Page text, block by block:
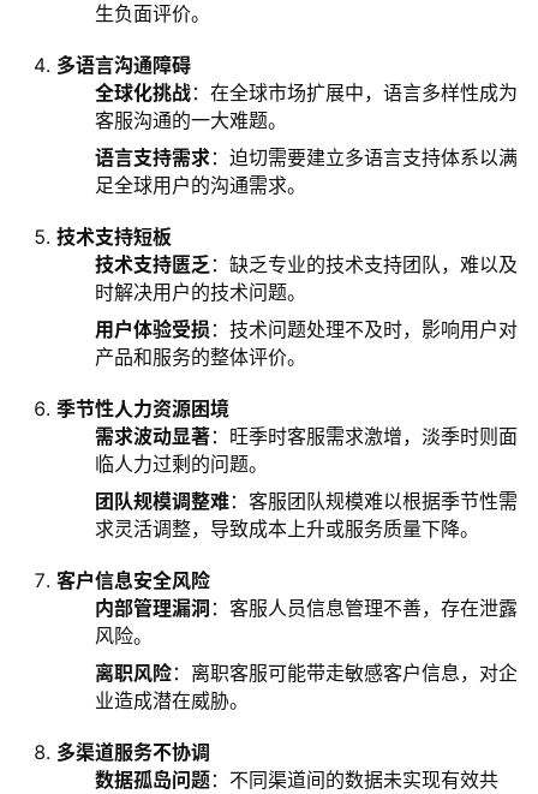
生负面评价。
多语言沟通障碍
全球化挑战：在全球市场扩展中，语言多样性成为
客服沟通的一大难题。
语言支持需求：迫切需要建立多语言支持体系以满
足全球用户的沟通需求。
技术支持短板
技术支持匮乏：缺乏专业的技术支持团队，难以及
时解决用户的技术问题。
用户体验受损 ：技术问题处理不及时，影响用户对
产品和服务的整体评价。
季节性人力资源困境
需求波动显著：旺季时客服需求激增，淡季时则面
临人力过剩的问题。
团队规模调整难：客服团队规模难以根据季节性需
求灵活调整，导致成本上升或服务质量下降。
客户信息安全风险
内部管理漏洞 ：客服人员信息管理不善，存在泄露
风险。
离职风险：离职客服可能带走敏感客户信息，对企
业造成潜在威胁。
多渠道服务不协调
数据孤岛问题：不同渠道间的数据未实现有效共